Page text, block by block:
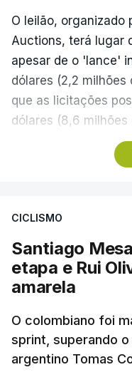
O leilão, organizado
Auctions, terá lugar
apesar de o 'lance'
dólares (2,2 milhões
que as licitações
dólares (8,6 milhões
A camisola
1986, na Cidade do
valor recorde de 9,3
milhões de euros)
licitações a
(1,7 milhões de
CICLISMO
Santiago
etapa e Rui
amarela
O colombiano foi
sprint, superando o
argentino Tomas